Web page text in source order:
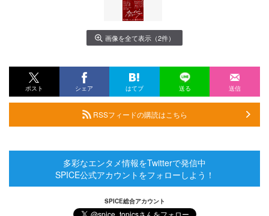
画像を全て表示（2件）
ポスト シェア はてブ 送る 送信
RSSフィードの購読はこちら
多彩なエンタメ情報をTwitterで発信中
SPICE公式アカウントをフォローしよう！
SPICE総合アカウント